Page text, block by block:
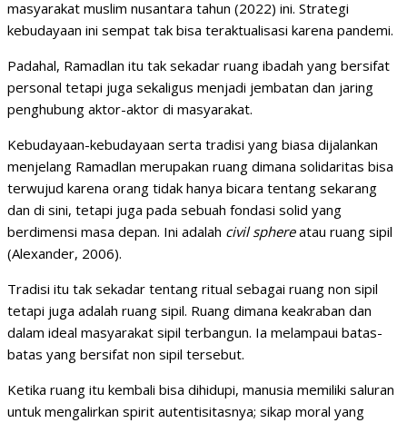
masyarakat muslim nusantara tahun (2022) ini. Strategi
kebudayaan ini sempat tak bisa teraktualisasi karena pandemi.
Padahal, Ramadlan itu tak sekadar ruang ibadah yang bersifat
personal tetapi juga sekaligus menjadi jembatan dan jaring
penghubung aktor-aktor di masyarakat.
Kebudayaan-kebudayaan serta tradisi yang biasa dijalankan
menjelang Ramadlan merupakan ruang dimana solidaritas bisa
terwujud karena orang tidak hanya bicara tentang sekarang
dan di sini, tetapi juga pada sebuah fondasi solid yang
berdimensi masa depan. Ini adalah civil sphereatau ruang sipil
(Alexander, 2006).
Tradisi itu tak sekadar tentang ritual sebagai ruang non sipil
tetapi juga adalah ruang sipil. Ruang dimana keakraban dan
dalam ideal masyarakat sipil terbangun. Ia melampaui batas-
batas yang bersifat non sipil tersebut.
Ketika ruang itu kembali bisa dihidupi, manusia memiliki saluran
untuk mengalirkan spirit autentisitasnya; sikap moral yang